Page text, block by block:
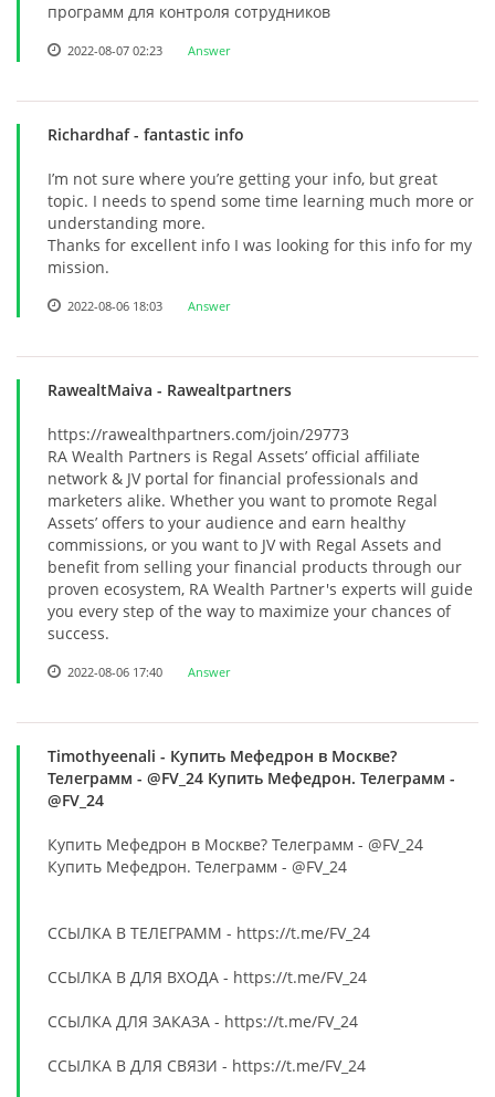
программ для контроля сотрудников
2022-08-07 02:23 Answer
Richardhaf- fantastic info
I’m not sure where you’re getting your info, but great
topic. I needs to spend some time learning much more or
understanding more.
Thanks for excellent info I was looking for this info for my
mission.
2022-08-06 18:03 Answer
RawealtMaiva - Rawealtpartners
https://rawealthpartners.com/join/29773
RA Wealth Partners is Regal Assets’ official affiliate
network & JV portal for financial professionals and
marketers alike. Whether you want to promote Regal
Assets’ offers to your audience and earn healthy
commissions, or you want to JV with Regal Assets and
benefit from selling your financial products through our
proven ecosystem, RA Wealth Partner's experts will guide
you every step of the way to maximize your chances of
success.
2022-08-06 17:40 Answer
Timothyeenali - Купить Мефедрон в Москве?
Телеграмм - @FV_24 Купить Мефедрон. Телеграмм -
@FV_24
Купить Мефедрон в Москве? Телеграмм - @FV_24
Купить Мефедрон. Телеграмм - @FV_24
ССЫЛКА В ТЕЛЕГРАММ - https://t.me/FV_24
ССЫЛКА В ДЛЯ ВХОДА - https://t.me/FV_24
ССЫЛКА ДЛЯ ЗАКАЗА - https://t.me/FV_24
ССЫЛКА В ДЛЯ СВЯЗИ - https://t.me/FV_24